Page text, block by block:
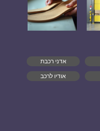
אדני רכבת
אודיו לרכב